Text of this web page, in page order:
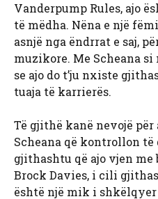
Vanderpump Rules, ajo
të mëdha. Nëna e një
asnjë nga ëndrrat e saj,
muzikore. Me Scheana
se ajo do t’ju nxiste
tuaja të karrierës.
Të gjithë kanë nevojë
Scheana që kontrollon
gjithashtu që ajo vjen me
Brock Davies, i cili
është një mik i shkëlqyer